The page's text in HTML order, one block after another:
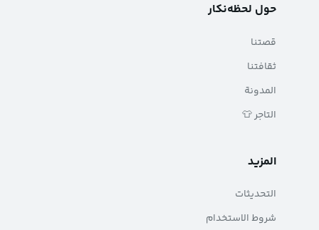
حول لحظه‌نکار
قصتنا
ثقافتنا
المدونة
التاجر 👕
المزيد
التحديثات
شروط الاستخدام